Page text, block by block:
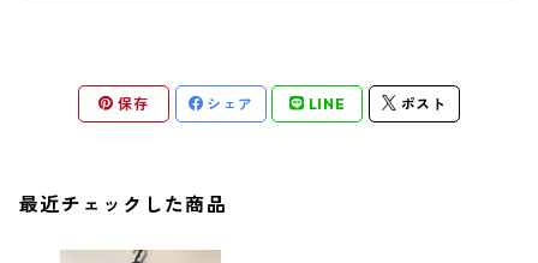
保存 シェア LINE ポスト
最近チェックした商品